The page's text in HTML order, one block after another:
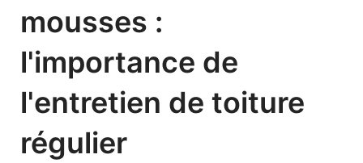
mousses :
l'importance de
l'entretien de toiture
régulier